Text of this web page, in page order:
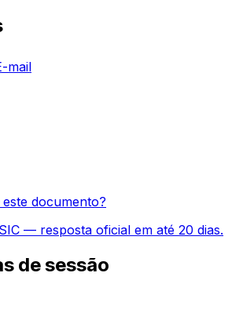
mail
documento?
— resposta oficial em até 20 dias.
de sessão